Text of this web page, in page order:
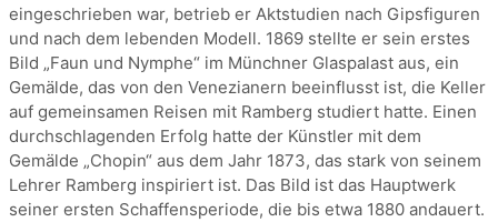
eingeschrieben war, betrieb er Aktstudien nach Gipsfiguren
und nach dem lebenden Modell. 1869 stellte er sein erstes
Bild „Faun und Nymphe“ im Münchner Glaspalast aus, ein
Gemälde, das von den Venezianern beeinflusst ist, die Keller
auf gemeinsamen Reisen mit Ramberg studiert hatte. Einen
durchschlagenden Erfolg hatte der Künstler mit dem
Gemälde „Chopin“ aus dem Jahr 1873, das stark von seinem
Lehrer Ramberg inspiriert ist. Das Bild ist das Hauptwerk
seiner ersten Schaffensperiode, die bis etwa 1880 andauert.